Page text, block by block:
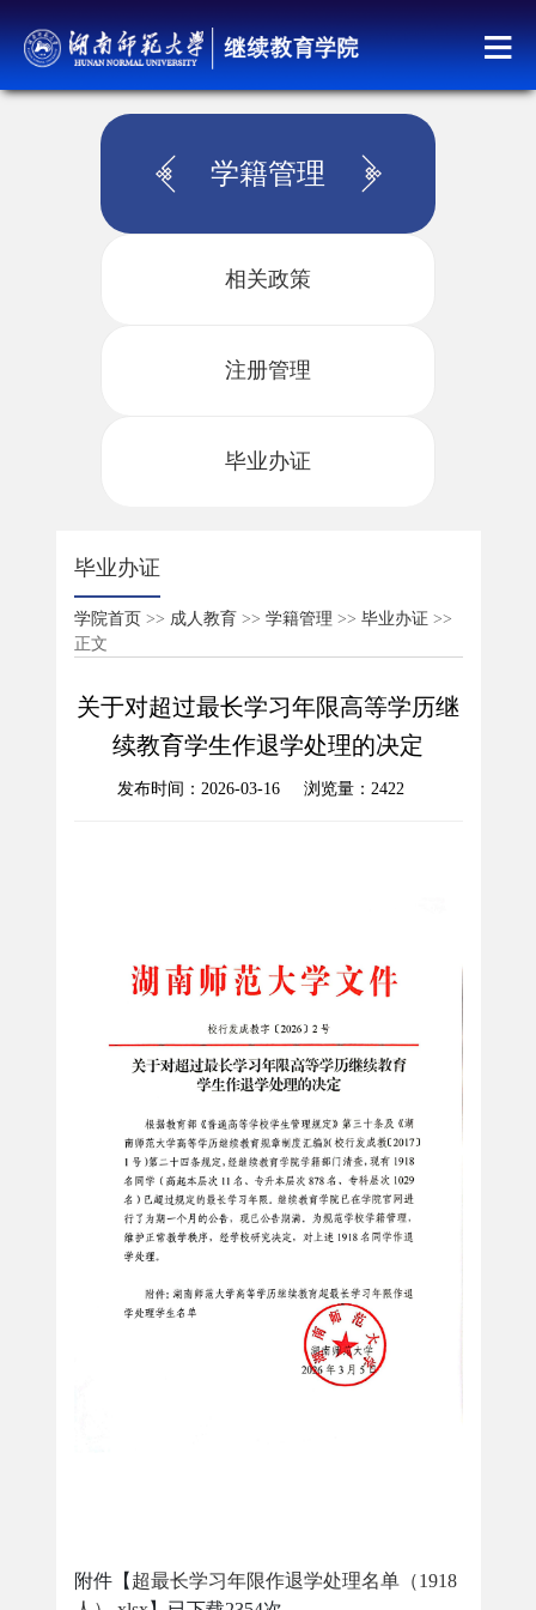
学籍管理
相关政策
注册管理
毕业办证
毕业办证
学院首页 >> 成人教育 >> 学籍管理 >> 毕业办证 >>
正文
关于对超过最长学习年限高等学历继
续教育学生作退学处理的决定
发布时间：2026-03-16 浏览量： 2422
附件【 超最长学习年限作退学处理名单（1918